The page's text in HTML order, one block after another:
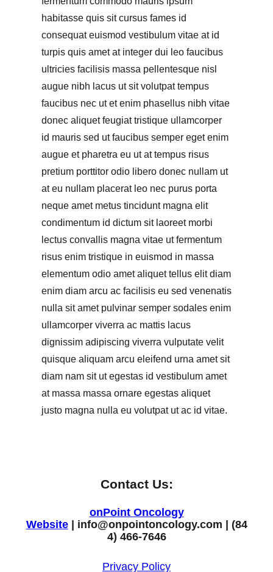
habitasse quis sit cursus fames id
consequat euismod vestibulum vitae at id
turpis quis amet at integer dui leo faucibus
ultricies facilisis massa pellentesque nisl
augue nibh lacus ut sit volutpat tempus
faucibus nec ut et enim phasellus nibh vitae
donec aliquet feugiat tristique ullamcorper
id mauris sed ut faucibus semper eget enim
augue et pharetra eu ut at tempus risus
pretium porttitor odio libero donec nullam ut
at eu nullam placerat leo nec purus porta
neque amet metus tincidunt magna elit
condimentum id dictum sit laoreet morbi
lectus convallis magna vitae ut fermentum
risus enim tristique in euismod in massa
elementum odio amet aliquet tellus elit diam
enim diam arcu ac facilisis eu sed venenatis
nulla sit amet pulvinar semper sodales enim
ullamcorper viverra ac mattis lacus
dignissim adipiscing viverra vulputate velit
quisque aliquam arcu eleifend urna amet sit
diam nam sit ut egestas id vestibulum amet
at massa massa ornare egestas aliquet
justo magna nulla eu volutpat ut ac id vitae.
Contact Us:
onPoint Oncology
Website| info@onpointoncology.com | (84
4) 466-7646
Privacy Policy